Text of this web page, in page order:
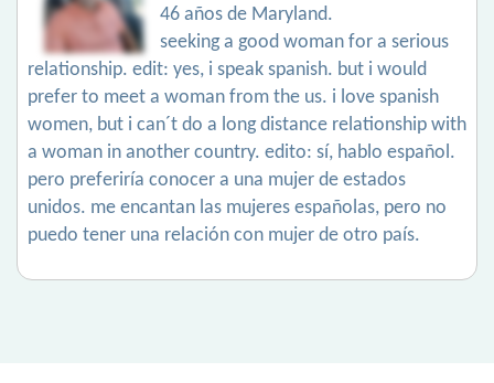
46 años de Maryland.
seeking a good woman for a serious
relationship. edit: yes, i speak spanish. but i would
prefer to meet a woman from the us. i love spanish
women, but i can´t do a long distance relationship with
a woman in another country. edito: sí, hablo español.
pero preferiría conocer a una mujer de estados
unidos. me encantan las mujeres españolas, pero no
puedo tener una relación con mujer de otro país.